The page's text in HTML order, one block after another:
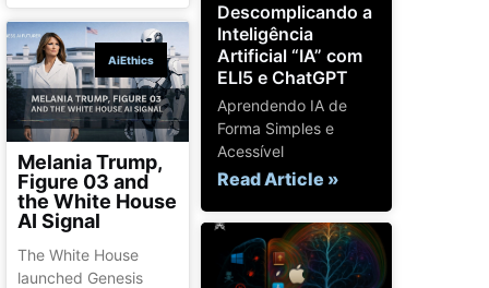
AiEthics
Melania Trump,
Figure 03 and
the White House
AI Signal
The White House
launched Genesis
Descomplicando a
Inteligência
Artificial “IA” com
ELI5 e ChatGPT
Aprendendo IA de
Forma Simples e
Acessível
Read Article »